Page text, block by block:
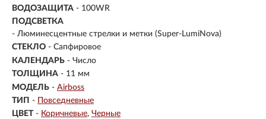
ВОДОЗАЩИТА - 100WR
ПОДСВЕТКА
- Люминесцентные стрелки и метки (Super-LumiNova)
СТЕКЛО - Сапфировое
КАЛЕНДАРЬ - Число
ТОЛЩИНА - 11 мм
МОДЕЛЬ - Airboss
ТИП - Повседневные
ЦВЕТ - Коричневые Черные